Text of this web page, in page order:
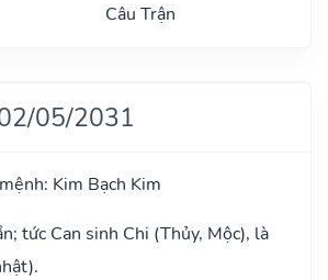
Câu Trận
05/2031
Kim Bạch Kim
tức Can sinh Chi (Thủy, Mộc), là